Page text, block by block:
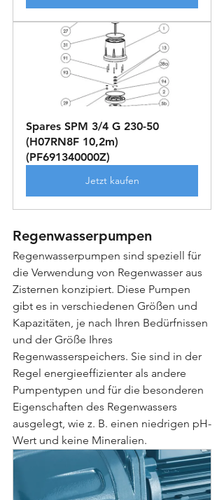
Spares SPM 3/4 G 230-50
(H07RN8F 10,2m)
(PF691340000Z)
Jetzt kaufen
Regenwasserpumpen
Regenwasserpumpen sind speziell für
die Verwendung von Regenwasser aus
Zisternen konzipiert. Diese Pumpen
gibt es in verschiedenen Größen und
Kapazitäten, je nach Ihren Bedürfnissen
und der Größe Ihres
Regenwasserspeichers. Sie sind in der
Regel energieeffizienter als andere
Pumpentypen und für die besonderen
Eigenschaften des Regenwassers
ausgelegt, wie z. B. einen niedrigen pH-
Wert und keine Mineralien.